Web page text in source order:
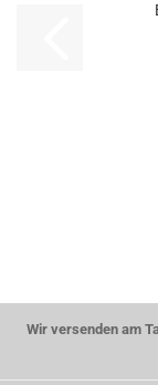
Wir versenden am